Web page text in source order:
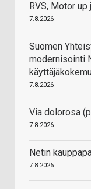
RVS, Motor
7.8.2026
Suomen
modernisointi
7.8.2026
Via dolorosa
7.8.2026
Netin
7.8.2026